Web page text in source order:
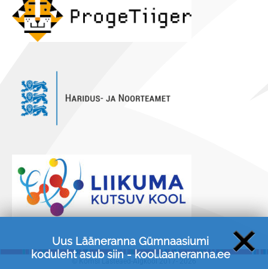
© Kõmsi Lasteaed-Algkool 2017- 2026
Uus Lääneranna Gümnaasiumi
koduleht asub siin -kool.laaneranna.ee